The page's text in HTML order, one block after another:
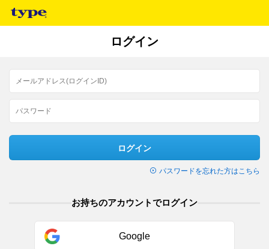
ログイン
ログイン
パスワードを忘れた方はこちら
お持ちのアカウントでログイン
Google